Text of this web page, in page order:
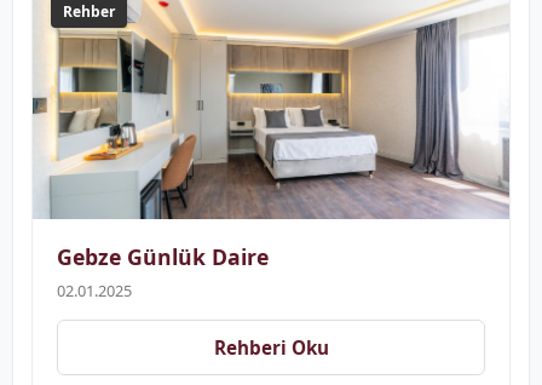
Rehber
Gebze Günlük Daire
02.01.2025
Rehberi Oku